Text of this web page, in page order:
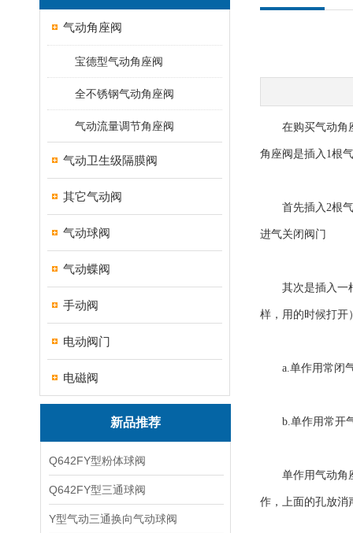
气动角座阀
宝德型气动角座阀
全不锈钢气动角座阀
气动流量调节角座阀
气动卫生级隔膜阀
其它气动阀
气动球阀
气动蝶阀
手动阀
电动阀门
电磁阀
新品推荐
Q642FY型粉体球阀
Q642FY型三通球阀
Y型气动三通换向气动球阀
在购买气动角座
角座阀是插入1根
首先插入2根气
进气关闭阀门
其次是插入一根
样，用的时候打开
a.单作用常闭气
b.单作用常开气
单作用气动角座
作，上面的孔放消